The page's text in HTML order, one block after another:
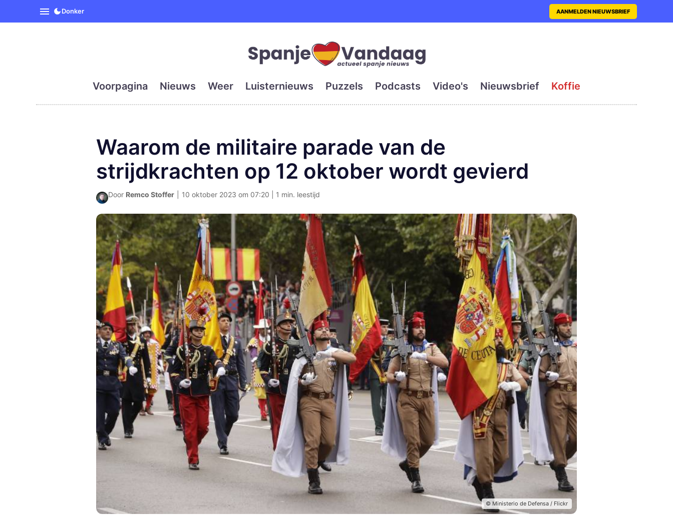
SpanjeVandaag is de eerste en grootste digitale krant met actueel en
Donker AANMELDEN NIEUWSBRIEF
Voorpagina Nieuws Weer Luisternieuws Puzzels Podcasts Video's Nieuwsbrief Koffie
Waarom de militaire parade van de
strijdkrachten op 12 oktober wordt gevierd
Door Remco Stoffer 10 oktober 2023 om 07:20 | 1 min. leestijd
© Ministerio de Defensa / Flickr